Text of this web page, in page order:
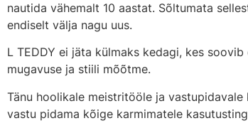
nautida vähemalt 10 aastat. Sõltumata
endiselt välja nagu uus.
L TEDDY ei jäta külmaks kedagi, kes
mugavuse ja stiili mõõtme.
Tänu hoolikale meistritööle ja
vastu pidama kõige karmimatele